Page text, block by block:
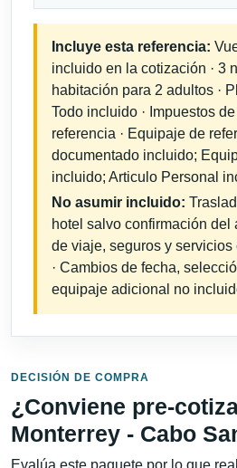
Incluye esta referencia:
incluido en la cotización · 3
habitación para 2 adultos ·
Todo incluido · Impuestos
referencia · Equipaje de
documentado incluido;
incluido; Articulo Personal
No asumir incluido:
hotel salvo confirmación del
de viaje, seguros y
· Cambios de fecha,
equipaje adicional no
DECISIÓN DE COMPRA
¿Conviene pre-
Monterrey - Cabo
Evalúa este paquete por lo que